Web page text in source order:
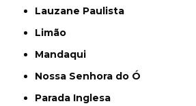
Lauzane Paulista
Limão
Mandaqui
Nossa Senhora do Ó
Parada Inglesa